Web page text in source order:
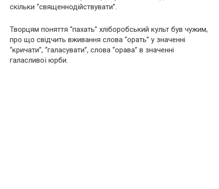
скільки “священнодійствувати”.
Творцям поняття “пахать” хліборобський культ був чужим,
про що свідчить вживання слова “орать” у значенні
“кричати”, “галасувати”, слова “орава” в значенні
галасливої юрби.